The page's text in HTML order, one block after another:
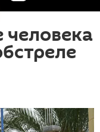
человека